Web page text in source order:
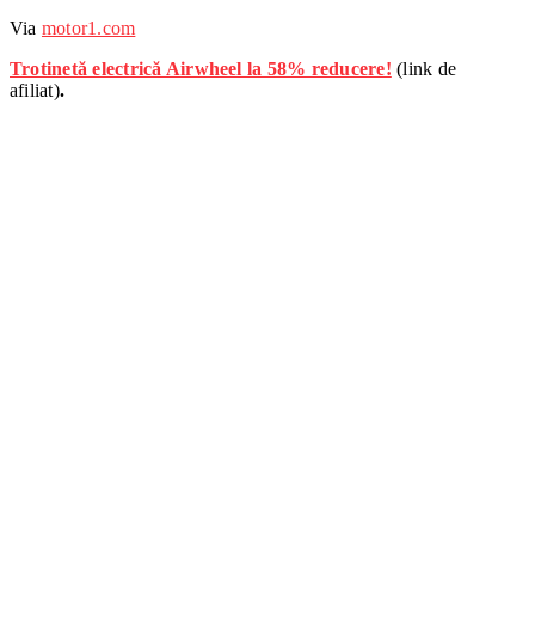
Via motor1.com
Trotinetă electrică Airwheel la 58% reducere! (link de
afiliat).